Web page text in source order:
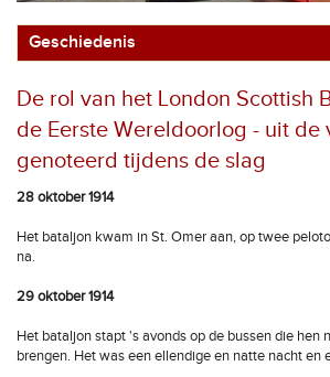
Geschiedenis
De rol van het London Scottish
de Eerste Wereldoorlog - uit de
genoteerd tijdens de slag
28 oktober 1914
Het bataljon kwam in St. Omer aan, op twee
na.
29 oktober 1914
Het bataljon stapt 's avonds op de bussen die hen
brengen. Het was een ellendige en natte nacht en